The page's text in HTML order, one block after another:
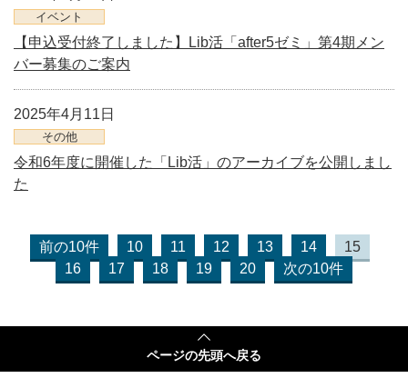
イベント
【申込受付終了しました】Lib活「after5ゼミ」第4期メン
バー募集のご案内
2025年4月11日
その他
令和6年度に開催した「Lib活」のアーカイブを公開しまし
た
前の10件 10 11 12 13 14
15
16
17 18 19 20 次の10件
ページの先頭へ戻る